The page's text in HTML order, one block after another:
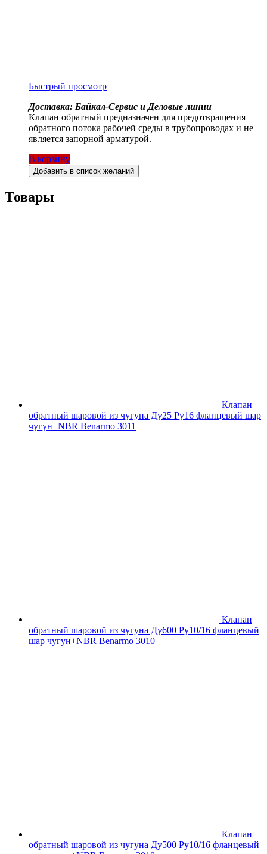
Быстрый просмотр
Доставка: Байкал-Сервис и Деловые линии
Клапан обратный предназначен для предотвращения
обратного потока рабочей среды в трубопроводах и не
является запорной арматурой.
В корзину
Добавить в список желаний
Товары
Клапан
обратный шаровой из чугуна Ду25 Ру16 фланцевый шар
чугун+NBR Benarmo 3011
Клапан
обратный шаровой из чугуна Ду600 Ру10/16 фланцевый
шар чугун+NBR Benarmo 3010
Клапан
обратный шаровой из чугуна Ду500 Ру10/16 фланцевый